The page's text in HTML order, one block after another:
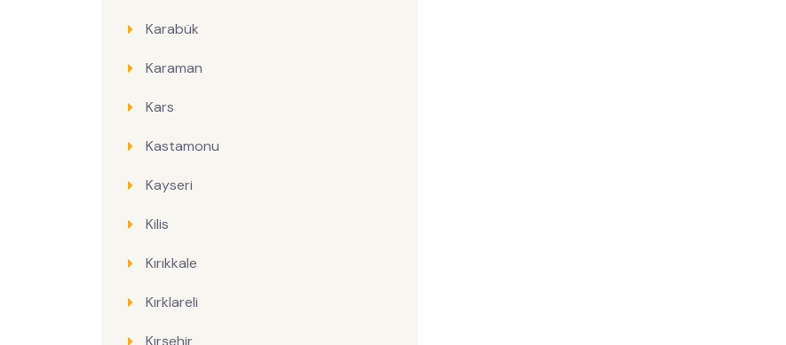
Karabük
Karaman
Kars
Kastamonu
Kayseri
Kilis
Kırıkkale
Kırklareli
Kırşehir